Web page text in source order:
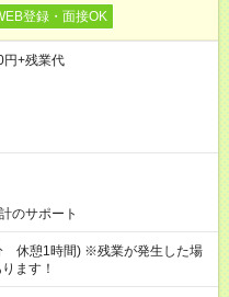
登録・面接OK
+残業代
のサポート
休憩1時間) ※残業が発生した場
ます！